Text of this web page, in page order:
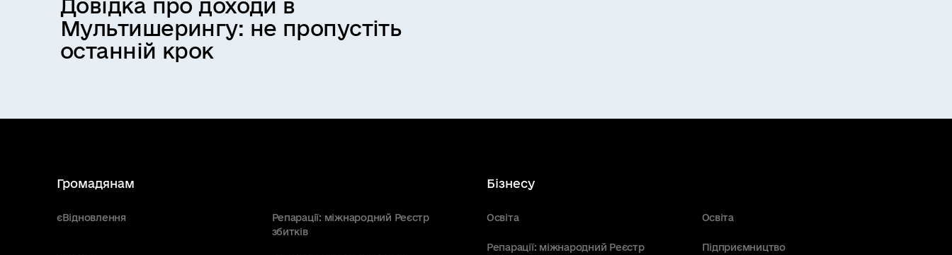
Довідка про доходи в
Мультишерингу: не пропустіть
останній крок
Громадянам
єВідновлення
Репарації: міжнародний Реєстр
збитків
Бізнесу
Освіта Освіта
Репарації: міжнародний Реєстр
Підприємництво